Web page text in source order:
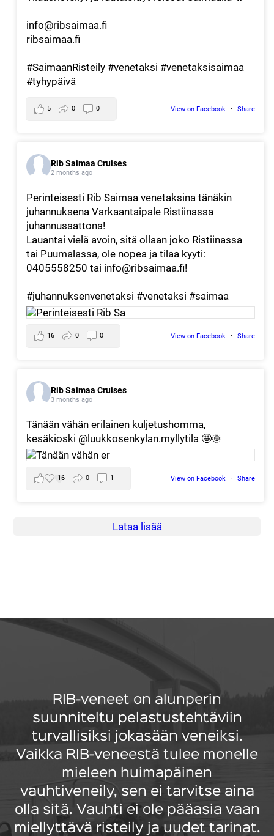
info@ribsaimaa.fi
ribsaimaa.fi
#SaimaanRisteily #venetaksi #venetaksisaimaa
#tyhypäivä
View on Facebook · Share
5 0 0
Rib Saimaa Cruises
2 months ago
Perinteisesti Rib Saimaa venetaksina tänäkin
juhannuksenaVarkaantaipale Ristiinassa
juhannusaattona!
Lauantai vielä avoin, sitä ollaan joko Ristiinassa
tai Puumalassa, ole nopea ja tilaa kyyti:
0405558250 tai info@ribsaimaa.fi!
#juhannuksenvenetaksi #venetaksi #saimaa
View on Facebook · Share
16 0 0
Rib Saimaa Cruises
3 months ago
Tänään vähän erilainen kuljetushomma,
kesäkioski @luukkosenkylan.myllytila 🤩🌞
View on Facebook · Share
16 0 1
Lataa lisää
RIB-veneet on alunperin
suunniteltu pelastustehtäviin
turvallisiksi jokasään veneiksi.
Vaikka RIB-veneestä tulee monelle
mieleen huimapäinen
vauhtiveneily, sen ei tarvitse aina
olla sitä. Vauhti ei ole pääasia vaan
miellyttävä risteily ja uudet tarinat.